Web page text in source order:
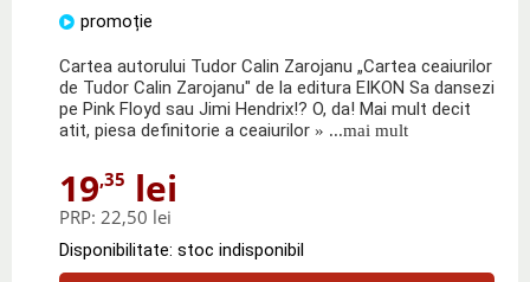
promoție
Cartea autorului Tudor Calin Zarojanu „Cartea ceaiurilor
de Tudor Calin Zarojanu" de la editura EIKON Sa dansezi
pe Pink Floyd sau Jimi Hendrix!? O, da! Mai mult decit
atit, piesa definitorie a ceaiurilor » ...mai mult
19,35 lei
PRP: 22,50 lei
Disponibilitate: stoc indisponibil